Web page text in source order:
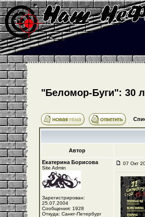
"Беломор-Буги": 30
Автор
Екатерина Борисова
Site Admin
Зарегистрирован:
25.07.2004
Сообщения: 1928
Откуда: Санкт-Петербург
07 Окт